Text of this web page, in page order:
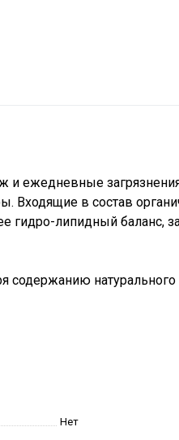
и ежедневные
Входящие в состав
гидро-липидный баланс,
содержанию натурального
Нет